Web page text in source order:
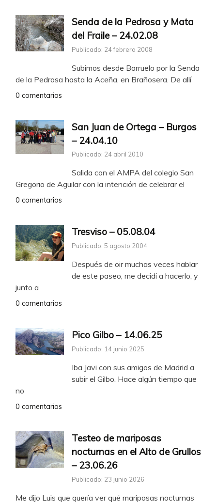
Senda de la Pedrosa y Mata
del Fraile – 24.02.08
Publicado: 24 febrero 2008
Subimos desde Barruelo por la Senda
de la Pedrosa hasta la Aceña, en Brañosera. De allí
0 comentarios
San Juan de Ortega – Burgos
– 24.04.10
Publicado: 24 abril 2010
Salida con el AMPA del colegio San
Gregorio de Aguilar con la intención de celebrar el
0 comentarios
Tresviso – 05.08.04
Publicado: 5 agosto 2004
Después de oir muchas veces hablar
de este paseo, me decidí a hacerlo, y
junto a
0 comentarios
Pico Gilbo – 14.06.25
Publicado: 14 junio 2025
Iba Javi con sus amigos de Madrid a
subir el Gilbo. Hace algún tiempo que
no
0 comentarios
Testeo de mariposas
nocturnas en el Alto de Grullos
– 23.06.26
Publicado: 23 junio 2026
Me dijo Luis que quería ver qué mariposas nocturnas